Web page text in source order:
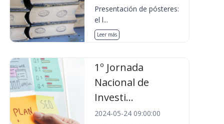
Presentación de pósteres:
el l...
Leer más
1º Jornada
Nacional de
Investi...
2024-05-24 09:00:00